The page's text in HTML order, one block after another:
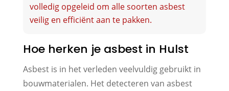
volledig opgeleid om alle soorten asbest
veilig en efficiënt aan te pakken.
Hoe herken je asbest in Hulst
Asbest is in het verleden veelvuldig gebruikt in
bouwmaterialen. Het detecteren van asbest